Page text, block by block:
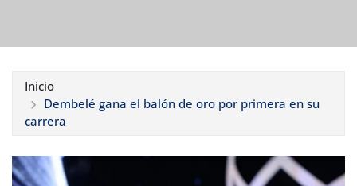
Inicio
Dembelé gana el balón de oro por primera en su
carrera